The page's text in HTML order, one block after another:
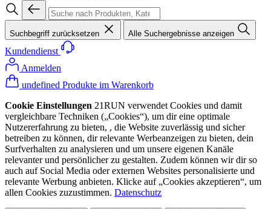
Suchbegriff zurücksetzen Alle Suchergebnisse anzeigen
Kundendienst
Anmelden
undefined Produkte im Warenkorb
Cookie Einstellungen 21RUN verwendet Cookies und damit
vergleichbare Techniken („Cookies“), um dir eine optimale
Nutzererfahrung zu bieten, , die Website zuverlässig und sicher
betreiben zu können, dir relevante Werbeanzeigen zu bieten, dein
Surfverhalten zu analysieren und um unsere eigenen Kanäle
relevanter und persönlicher zu gestalten. Zudem können wir dir so
auch auf Social Media oder externen Websites personalisierte und
relevante Werbung anbieten. Klicke auf „Cookies akzeptieren“, um
allen Cookies zuzustimmen. Datenschutz